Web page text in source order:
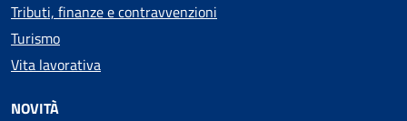
Tributi, finanze e contravvenzioni
Turismo
Vita lavorativa
NOVITÀ